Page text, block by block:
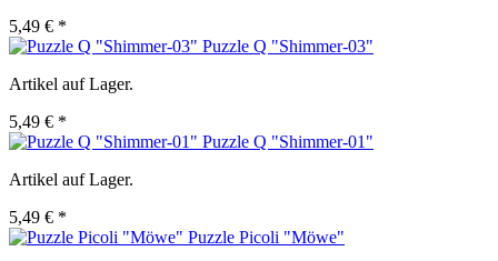
5,49 € *
Puzzle Q "Shimmer-03"
Artikel auf Lager.
5,49 € *
Puzzle Q "Shimmer-01"
Artikel auf Lager.
5,49 € *
Puzzle Picoli "Möwe"